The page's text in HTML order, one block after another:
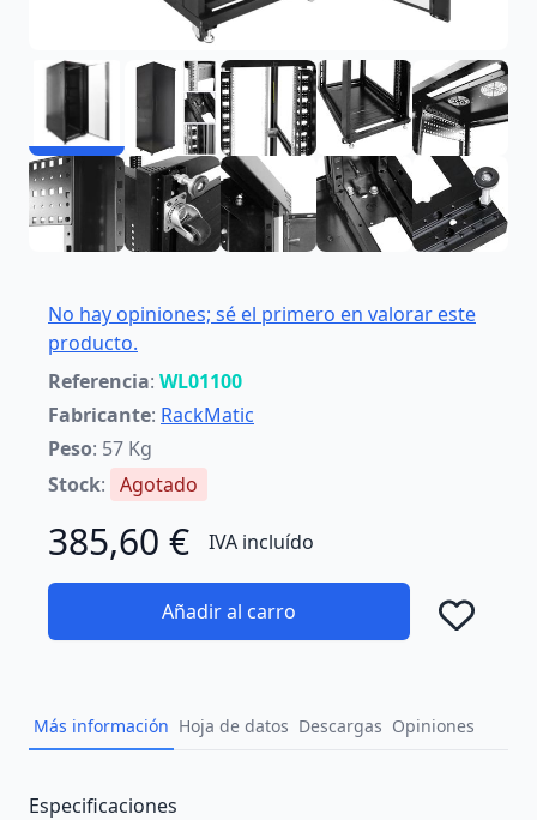
No hay opiniones; sé el primero en valorar este
producto.
Referencia: WL01100
Fabricante: RackMatic
Peso: 57 Kg
Stock: Agotado
385,60 € IVA incluído
Añadir al carro
Más información Hoja de datos Descargas Opiniones
Description
Especificaciones